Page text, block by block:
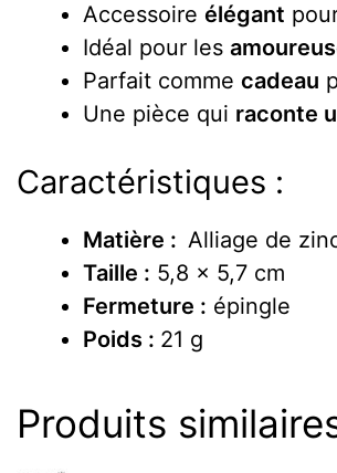
Accessoire élégant
Idéal pour les
Parfait comme cadeau
Une pièce qui raconte
Caractéristiques :
Matière : Alliage de
Taille : 5,8 x 5,7 cm
Fermeture : épingle
Poids : 21 g
Produits